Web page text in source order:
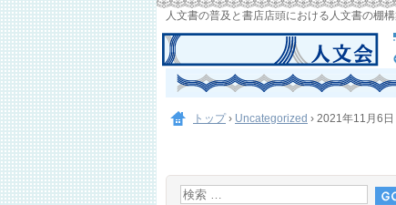
人文書の普及と書店店頭における人文書の棚
トップ › Uncategorized › 2021年11月6